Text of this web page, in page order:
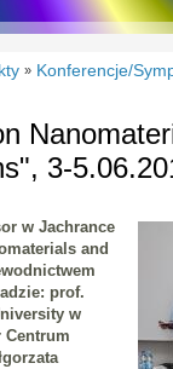
» Konferencje/
3-
w Jachrance
and
prof.
w
Centrum